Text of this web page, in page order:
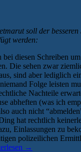
soll der besseren
werden:
bei diesen Schreiben um
Die sehen zwar
sind aber lediglich
Folge leisten
Nachteile
abheften (was ich
auch nicht
hat rechtlich
Einlassungen zu
polizeilichen
→